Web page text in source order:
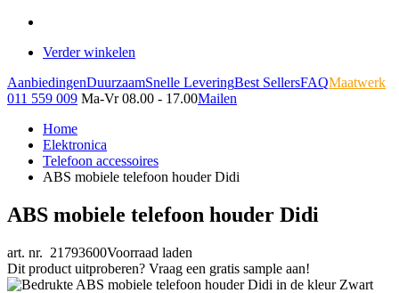
Verder winkelen
AanbiedingenDuurzaamSnelle LeveringBest SellersFAQMaatwerk
011 559 009 Ma-Vr 08.00 - 17.00Mailen
Home
Elektronica
Telefoon accessoires
ABS mobiele telefoon houder Didi
ABS mobiele telefoon houder Didi
art. nr. 21793600Voorraad laden
Dit product uitproberen? Vraag een gratis sample aan!